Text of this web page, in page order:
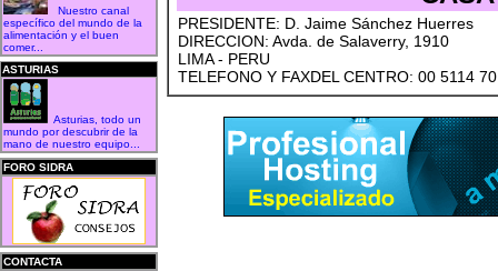
Nuestro canal
específico del mundo de la
alimentación y el buen
comer...
ASTURIAS
Asturias, todo un
mundo por descubrir de la
mano de nuestro equipo...
FORO SIDRA
CONTACTA
PRESIDENTE: D. Jaime Sánchez Huerres
DIRECCION: Avda. de Salaverry, 1910
LIMA - PERU
TELEFONO Y FAXDEL CENTRO: 00 5114